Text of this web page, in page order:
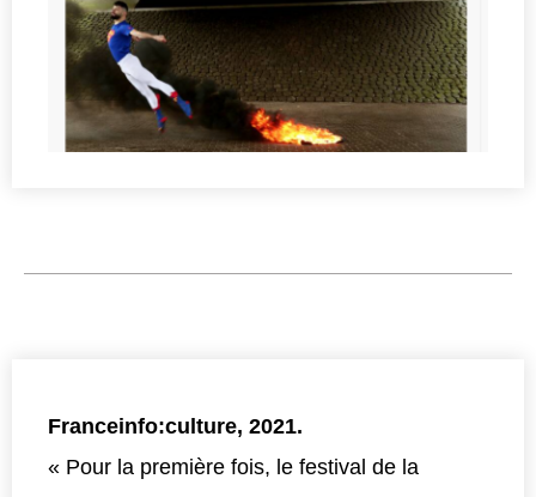
Franceinfo:culture, 2021.
« Pour la première fois, le festival de la